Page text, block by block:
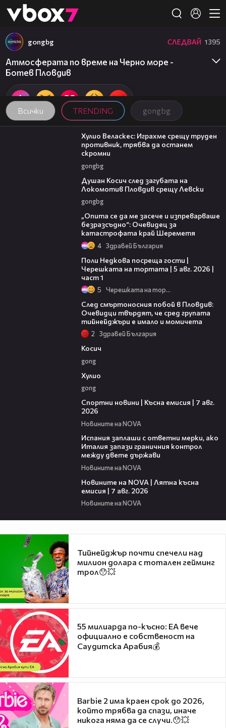
👾
Всички TRENDING gongbg
gongbg СЛЕДВАЙ 1395
Атмосферата по време на Черно море -
Ботев Пловдив
07:38
Хулио Веласкес: Играхме срещу труден
противник, трябва да останем
скромни
gongbg
Душан Косич след загубата на
Локомотив Пловдив срещу Левски
gongbg
„Опита се да ме засече и изпреварваше
безразсъдно“: Очевидец за
катастрофата край Шереметя
4 Здравей България
Поли Недкова посреща гости |
Черешката на тортата | 5 авг. 2026 |
част 1
5 Черешката на тортата
След смъртоносния побой в Пловдив:
Очевидци твърдят, че сред групата
тийнейджъри е имало и момичета
2 Здравей България
Косич
gong
Хулио
gong
Спортни новини | Късна емисия | 7 авг.
2026
Новините на NOVA
Испания заплаши с ответни мерки, ако
Италия запази граничния контрол
между двете държави
Новините на NOVA
Новините на NOVA | Лятна късна
емисия | 7 авг. 2026
Новините на NOVA
Тийнейджър почти спечели над
милион долара с тотален гейминг
трол😯💥
55 милиарда по-късно: EA вече
официално е собственост на
Саудитска Арабия💰
Barbie 2 има краен срок до 2026,
който трябва да спази, иначе
никога няма да се случи.😯💥